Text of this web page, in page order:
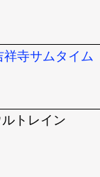
寺サムタイム
トレイン